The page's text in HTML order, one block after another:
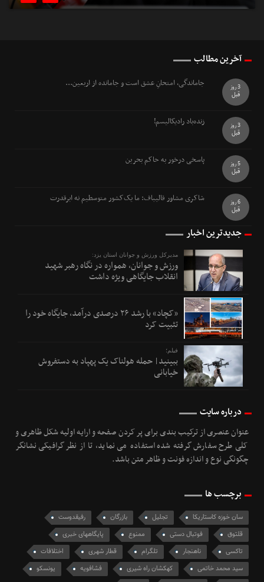
آخرین مطالب
جاماندگی، امتحانِ عشق است و جامانده از اربعین...
3 روز
قبل
زنده‌باد رادیکالیسم!
3 روز
قبل
پاسخی درخور به حاکم بحرین
5 روز
قبل
شاکری مشاور قالیباف: ما یک‌کشور متوسطیم نه ابرقدرت
6 روز
قبل
جدیدترین اخبار
مدیرکل ورزش و جوانان استان یزد:
ورزش و جوانان، همواره در نگاه رهبر شهید
انقلاب جایگاهی ویژه داشت
«کچاد» با رشد ۲۶ درصدی درآمد، جایگاه خود را
تثبیت کرد
فیلم؛
ببینید| حمله هولناک یک پهپاد به دستفروش
خیابانی
درباره سایت
عنوان عنصری از ترکیب بندی برای پر کردن صفحه و ارایه اولیه شکل ظاهری و
کلی طرح سفارش گرفته شده استفاده می نماید، تا از نظر گرافیکی نشانگر
چگونگی نوع و اندازه فونت و ظاهر متن باشد.
برچسب ها
سان خوزه کاستاریکا تجلیل بازرگان
رفیقدوست
قلتوق
فوتبال دستی ممنوع
پایگاههای خبری
تاکسی
ناهنجار تلگرام قطار شهری
اختلافات
سید محمد خاتمی
کهکشان راه شیری فشافویه
یونسکو